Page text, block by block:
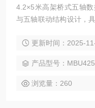
4.2×5米高架桥式五轴
与五轴联动结构设计，
大幅减少工序与误差
域。
更新时间：2025-
产品型号：
浏览量：260